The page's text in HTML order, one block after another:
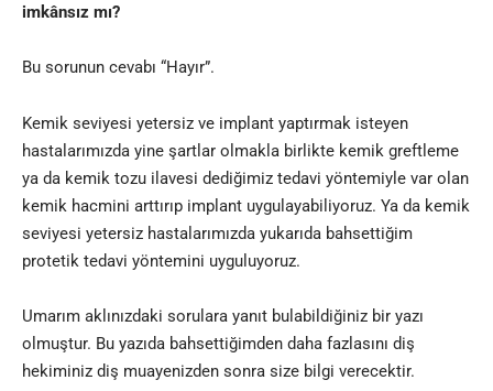
imkânsız mı?
Bu sorunun cevabı “Hayır”.
Kemik seviyesi yetersiz ve implant yaptırmak isteyen
hastalarımızda yine şartlar olmakla birlikte kemik greftleme
ya da kemik tozu ilavesi dediğimiz tedavi yöntemiyle var olan
kemik hacmini arttırıp implant uygulayabiliyoruz. Ya da kemik
seviyesi yetersiz hastalarımızda yukarıda bahsettiğim
protetik tedavi yöntemini uyguluyoruz.
Umarım aklınızdaki sorulara yanıt bulabildiğiniz bir yazı
olmuştur. Bu yazıda bahsettiğimden daha fazlasını diş
hekiminiz diş muayenizden sonra size bilgi verecektir.